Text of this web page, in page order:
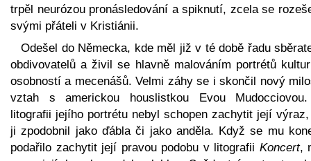
trpěl neurózou pronásledování a spiknutí, zcela se
svými přáteli v Kristiánii.
Odešel do Německa, kde měl již v té době řadu
obdivovatelů a živil se hlavně malováním portrétů
osobností a mecenášů. Velmi záhy se i skončil nový
vztah s americkou houslistkou Evou
litografii jejího portrétu nebyl schopen zachytit její
ji zpodobnil jako ďábla či jako anděla. Když se mu
podařilo zachytit její pravou podobu v litografii Koncert,